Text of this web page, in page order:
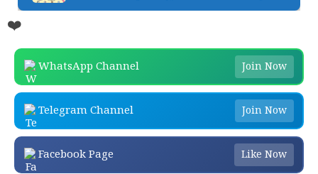
❤️
WhatsApp Channel Join Now
Telegram Channel Join Now
Facebook Page Like Now